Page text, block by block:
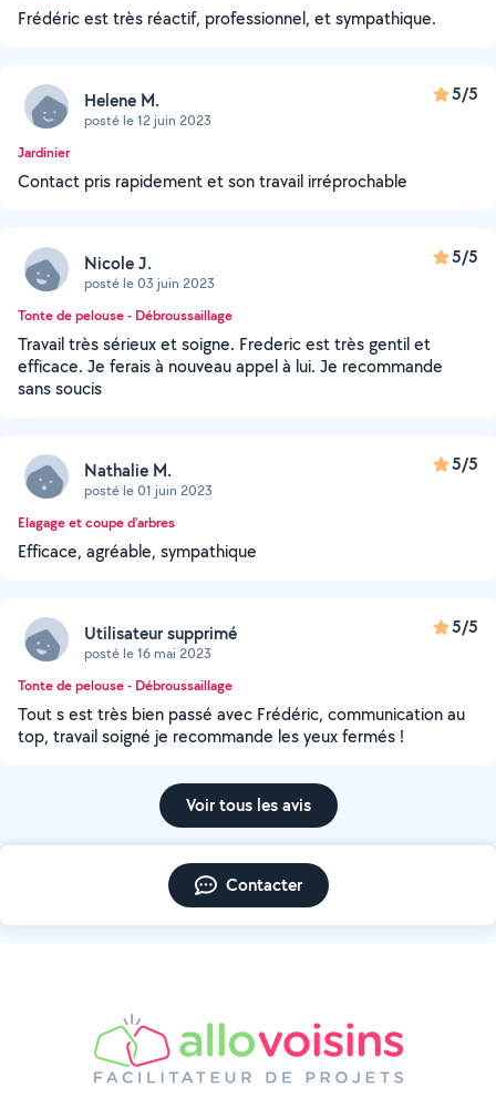
Frédéric est très réactif, professionnel, et sympathique.
Helene M.
posté le 12 juin 2023
5/5
Jardinier
Contact pris rapidement et son travail irréprochable
Nicole J.
posté le 03 juin 2023
5/5
Tonte de pelouse - Débroussaillage
Travail très sérieux et soigne. Frederic est très gentil et
efficace. Je ferais à nouveau appel à lui. Je recommande
sans soucis
Nathalie M.
posté le 01 juin 2023
5/5
Elagage et coupe d'arbres
Efficace, agréable, sympathique
Utilisateur supprimé
posté le 16 mai 2023
5/5
Tonte de pelouse - Débroussaillage
Tout s est très bien passé avec Frédéric, communication au
top, travail soigné je recommande les yeux fermés !
Voir tous les avis
Contacter